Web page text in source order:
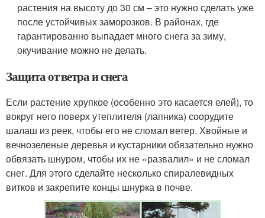
растения на высоту до 30 см – это нужно сделать уже
после устойчивых заморозков. В районах, где
гарантированно выпадает много снега за зиму,
окучивание можно не делать.
Защита от ветра и снега
Если растение хрупкое (особенно это касается елей), то
вокруг него поверх утеплителя (лапника) соорудите
шалаш из реек, чтобы его не сломал ветер. Хвойные и
вечнозеленые деревья и кустарники обязательно нужно
обвязать шнуром, чтобы их не «развалил» и не сломал
снег. Для этого сделайте несколько спиралевидных
витков и закрепите концы шнурка в почве.